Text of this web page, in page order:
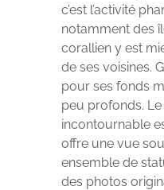
c’est l’activité
notamment des
corallien y est
de ses voisines.
pour ses fonds
peu profonds.
incontournable
offre une vue
ensemble de
des photos